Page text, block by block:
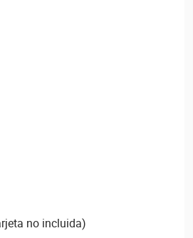
no incluida)